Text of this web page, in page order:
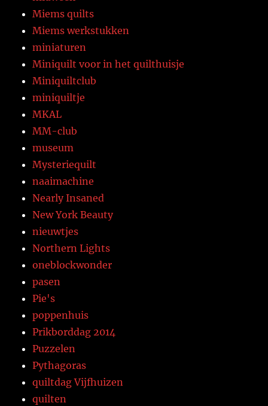
Miems quilts
Miems werkstukken
miniaturen
Miniquilt voor in het quilthuisje
Miniquiltclub
miniquiltje
MKAL
MM-club
museum
Mysteriequilt
naaimachine
Nearly Insaned
New York Beauty
nieuwtjes
Northern Lights
oneblockwonder
pasen
Pie's
poppenhuis
Prikborddag 2014
Puzzelen
Pythagoras
quiltdag Vijfhuizen
quilten